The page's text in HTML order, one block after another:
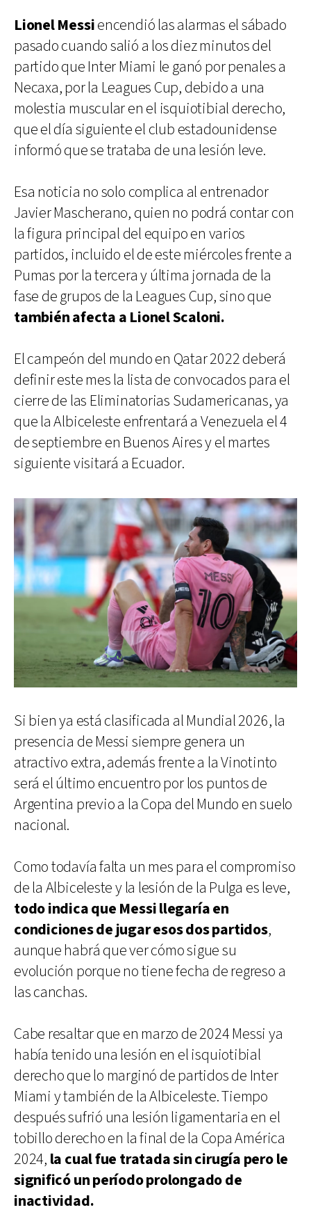
Lionel Messiencendió las alarmas el sábado
pasado cuando salió a los diez minutos del
partido que Inter Miami le ganó por penales a
Necaxa, por la Leagues Cup, debido a una
molestia muscular en el isquiotibial derecho,
que el día siguiente el club estadounidense
informó que se trataba de una lesión leve.
Esa noticia no solo complica al entrenador
Javier Mascherano, quien no podrá contar con
la figura principal del equipo en varios
partidos, incluido el de este miércoles frente a
Pumas por la tercera y última jornada de la
fase de grupos de la Leagues Cup, sino que
también afecta a Lionel Scaloni.
El campeón del mundo en Qatar 2022 deberá
definir este mes la lista de convocados para el
cierre de las Eliminatorias Sudamericanas, ya
que la Albiceleste enfrentará a Venezuela el 4
de septiembre en Buenos Aires y el martes
siguiente visitará a Ecuador.
Si bien ya está clasificada al Mundial 2026, la
presencia de Messi siempre genera un
atractivo extra, además frente a la Vinotinto
será el último encuentro por los puntos de
Argentina previo a la Copa del Mundo en suelo
nacional.
Como todavía falta un mes para el compromiso
de la Albiceleste y la lesión de la Pulga es leve,
todo indica que Messi llegaría en
condiciones de jugar esos dos partidos,
aunque habrá que ver cómo sigue su
evolución porque no tiene fecha de regreso a
las canchas.
Cabe resaltar que en marzo de 2024 Messi ya
había tenido una lesión en el isquiotibial
derecho que lo marginó de partidos de Inter
Miami y también de la Albiceleste. Tiempo
después sufrió una lesión ligamentaria en el
tobillo derecho en la final de la Copa América
2024, la cual fue tratada sin cirugía pero le
significó un período prolongado de
inactividad.